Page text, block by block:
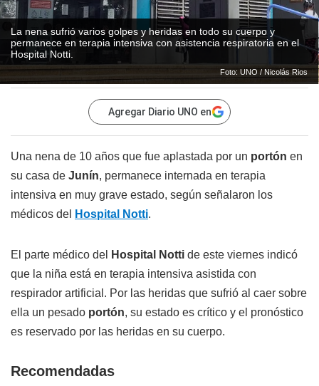
La nena sufrió varios golpes y heridas en todo su cuerpo y
permanece en terapia intensiva con asistencia respiratoria en el
Hospital Notti.
Foto: UNO / Nicolás Rios
Agregar Diario UNO en
Una nena de 10 años que fue aplastada por un portón en
su casa de Junín, permanece internada en terapia
intensiva en muy grave estado, según señalaron los
médicos del
Hospital Notti.
El parte médico del Hospital Notti de este viernes indicó
que la niña está en terapia intensiva asistida con
respirador artificial. Por las heridas que sufrió al caer sobre
ella un pesado portón, su estado es crítico y el pronóstico
es reservado por las heridas en su cuerpo.
Recomendadas